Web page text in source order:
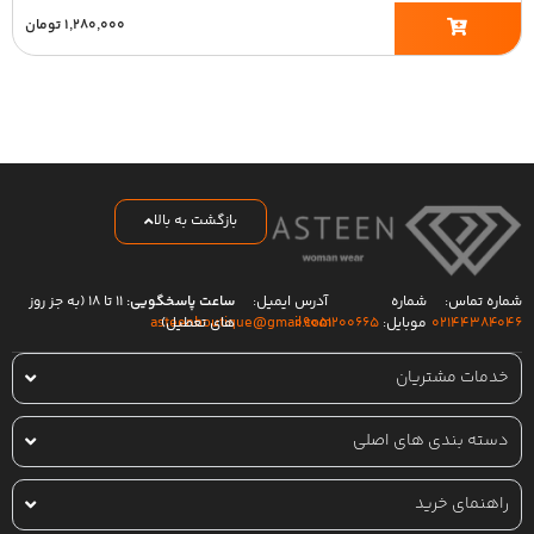
۱,۲۸۰,۰۰۰تومان
بازگشت به بالا
شماره تماس:
۰۲۱۴۴۳۸۴۰۴۶
شماره
موبایل: ۰۹۰۵۱۲۰۰۶۶۵
آدرس ایمیل:
asteenboutique@gmail.com
ساعت پاسخگویی:
۱۱ تا ۱۸ (به جز روز
های تعطیل)
خدمات مشتریان
دسته بندی های اصلی
راهنمای خرید